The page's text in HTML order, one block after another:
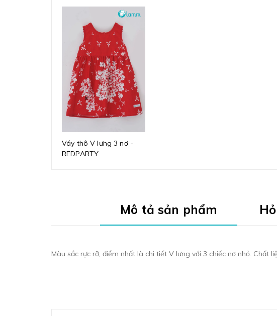
Váy thô V lưng 3 nơ -
REDPARTY
Mô tả sản phẩm
Màu sắc rực rỡ, điểm nhất là chi tiết V lưng với 3 chiếc nơ nhỏ. Chất